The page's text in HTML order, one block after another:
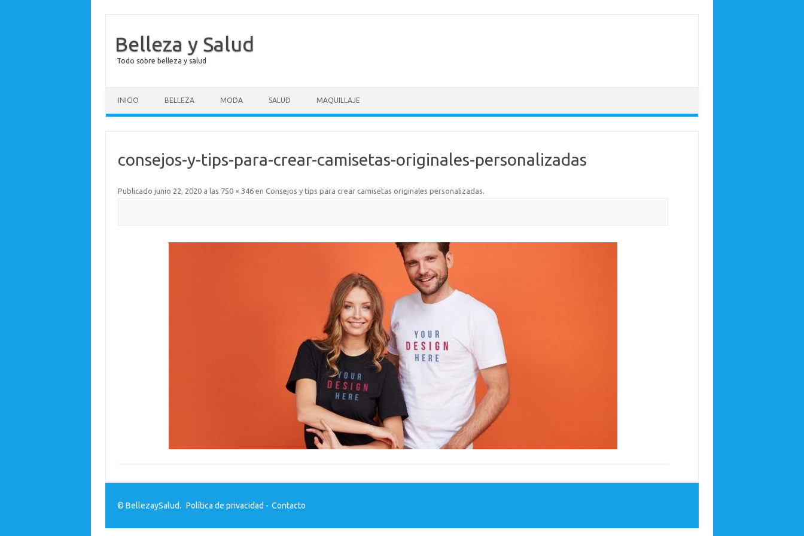
Belleza y Salud
Todo sobre belleza y salud
INICIO BELLEZA MODA SALUD MAQUILLAJE
consejos-y-tips-para-crear-camisetas-originales-personalizadas
Publicado junio 22, 2020a las 750 × 346en Consejos y tips para crear camisetas originales personalizadas.
© BellezaySalud. Política de privacidad - Contacto